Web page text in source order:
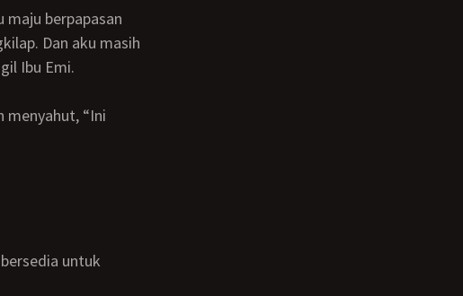
Dan aku masih
Ibu Emi.